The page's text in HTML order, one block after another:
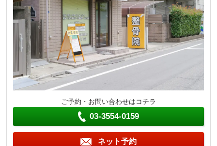
ご予約・お問い合わせはコチラ
03-3554-0159
ネット予約